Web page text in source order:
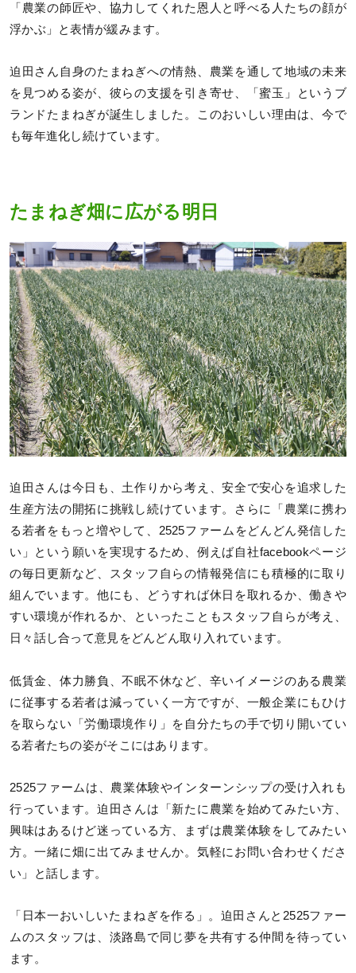
「農業の師匠や、協力してくれた恩人と呼べる人たちの顔が
浮かぶ」と表情が緩みます。
迫田さん自身のたまねぎへの情熱、農業を通して地域の未来
を見つめる姿が、彼らの支援を引き寄せ、「蜜玉」というブ
ランドたまねぎが誕生しました。このおいしい理由は、今で
も毎年進化し続けています。
たまねぎ畑に広がる明日
迫田さんは今日も、土作りから考え、安全で安心を追求した
生産方法の開拓に挑戦し続けています。さらに「農業に携わ
る若者をもっと増やして、2525ファームをどんどん発信した
い」という願いを実現するため、例えば自社facebookページ
の毎日更新など、スタッフ自らの情報発信にも積極的に取り
組んでいます。他にも、どうすれば休日を取れるか、働きや
すい環境が作れるか、といったこともスタッフ自らが考え、
日々話し合って意見をどんどん取り入れています。
低賃金、体力勝負、不眠不休など、辛いイメージのある農業
に従事する若者は減っていく一方ですが、一般企業にもひけ
を取らない「労働環境作り」を自分たちの手で切り開いてい
る若者たちの姿がそこにはあります。
2525ファームは、農業体験やインターンシップの受け入れも
行っています。迫田さんは「新たに農業を始めてみたい方、
興味はあるけど迷っている方、まずは農業体験をしてみたい
方。一緒に畑に出てみませんか。気軽にお問い合わせくださ
い」と話します。
「日本一おいしいたまねぎを作る」。迫田さんと2525ファー
ムのスタッフは、淡路島で同じ夢を共有する仲間を待ってい
ます。